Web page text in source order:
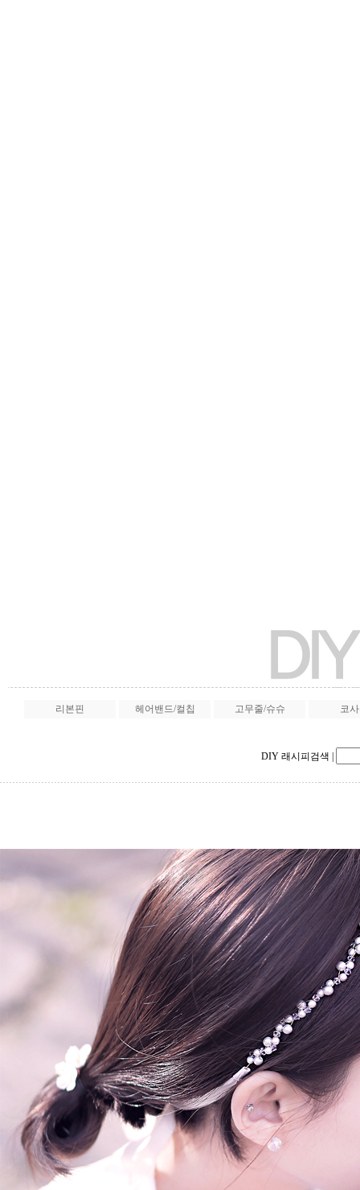
리본핀 헤어밴드/컬칩 고무줄/슈슈 코
DIY 래시피검색